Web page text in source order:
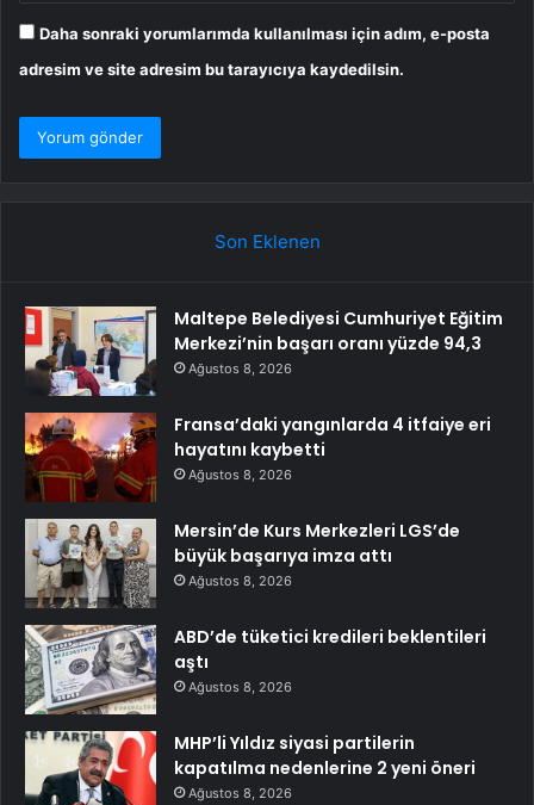
Daha sonraki yorumlarımda kullanılması için adım, e-posta
adresim ve site adresim bu tarayıcıya kaydedilsin.
Son Eklenen
Maltepe Belediyesi Cumhuriyet Eğitim
Merkezi’nin başarı oranı yüzde 94,3
Ağustos 8, 2026
Fransa’daki yangınlarda 4 itfaiye eri
hayatını kaybetti
Ağustos 8, 2026
Mersin’de Kurs Merkezleri LGS’de
büyük başarıya imza attı
Ağustos 8, 2026
ABD’de tüketici kredileri beklentileri
aştı
Ağustos 8, 2026
MHP’li Yıldız siyasi partilerin
kapatılma nedenlerine 2 yeni öneri
Ağustos 8, 2026